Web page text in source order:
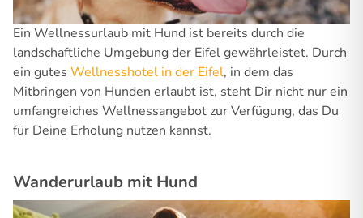
Ein Wellnessurlaub mit Hund ist bereits durch die
landschaftliche Umgebung der Eifel gewährleistet. Durch
ein gutes Wellnesshotel in der Eifel, in dem das
Mitbringen von Hunden erlaubt ist, steht Dir nicht nur ein
umfangreiches Wellnessangebot zur Verfügung, das Du
für Deine Erholung nutzen kannst.
Wanderurlaub mit Hund